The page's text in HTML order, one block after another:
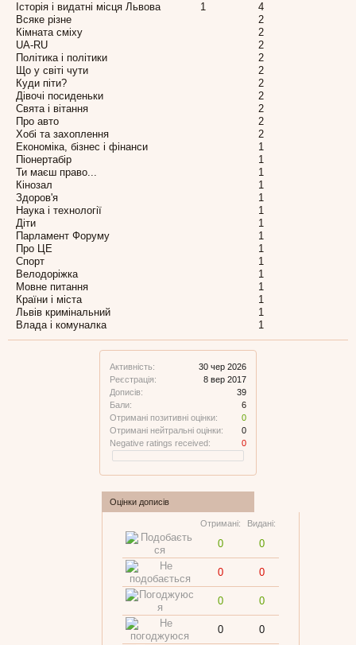
Активність:
30 чер 2026
Реєстрація:
8 вер 2017
Дописів:
39
Бали:
6
Отримані позитивні оцінки:
0
Отримані нейтральні оцінки:
0
Negative ratings received:
0
Оцінки дописів
Отримані: Видані:
0 0
0 0
0 0
0
0
Історія і видатні місця Львова
1
4
Всяке різне
2
Кімната сміху
2
UA-RU
2
Політика і політики
2
Що у світі чути
2
Куди піти?
2
Дівочі посиденьки
2
Свята і вітання
2
Про авто
2
Хобі та захоплення
2
Економіка, бізнес і фінанси
1
Піонертабір
1
Ти маєш право...
1
Кінозал
1
Здоров'я
1
Наука і технології
1
Діти
1
Парламент Форуму
1
Про ЦЕ
1
Спорт
1
Велодоріжка
1
Мовне питання
1
Країни і міста
1
Львів кримінальний
1
Влада і комуналка
1